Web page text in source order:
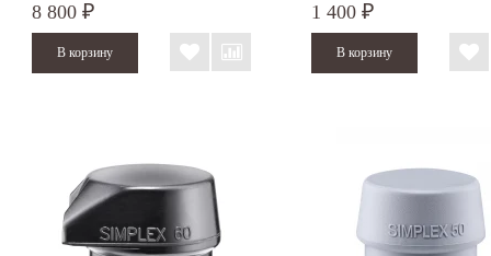
8 800 ₽ 1 400 ₽